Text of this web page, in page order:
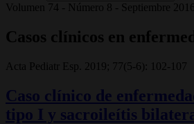
Volumen 74 - Número 8 - Septiembre 2016
Casos clínicos en
Acta Pediatr Esp. 2019; 77(5-6): 102-107
Caso clínico de
tipo I y sacroileítis